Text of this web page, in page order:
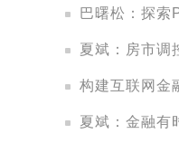
巴曙松：探索
夏斌：房市调
构建互联网金
夏斌：金融有